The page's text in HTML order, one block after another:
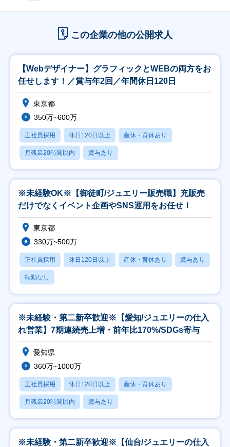
この企業の他の公開求人
【Webデザイナー】グラフィックとWEBの両方をお
任せします！／賞与年2回／年間休日120日
東京都
350万~600万
正社員採用 休日120日以上 産休・育休あり
月残業20時間以内 賞与あり
※未経験OK※【御徒町/ジュエリー販売職】充販売
だけでなくイベント企画やSNS運用をお任せ！
東京都
330万~500万
正社員採用 休日120日以上 産休・育休あり 賞与あり
転勤なし
※未経験・第二新卒歓迎※【愛知/ジュエリーの仕入
れ営業】7期連続売上増・前年比170%/SDGs寄与
愛知県
360万~1000万
正社員採用 休日120日以上 産休・育休あり
月残業20時間以内 賞与あり
※未経験・第二新卒歓迎※【仙台/ジュエリーの仕入